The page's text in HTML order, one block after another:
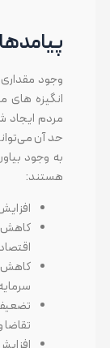
وجود مقداری
انگیزه های
مردم ایجاد
حد آن
به وجود
هستند:
کاهش
تقاضا